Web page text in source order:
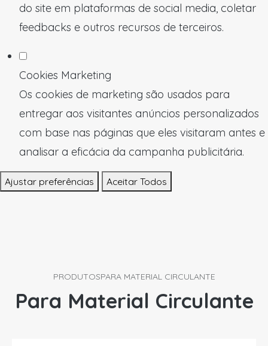
do site em plataformas de social media, coletar
feedbacks e outros recursos de terceiros.
Cookies Marketing
Os cookies de marketing são usados para
entregar aos visitantes anúncios personalizados
com base nas páginas que eles visitaram antes e
analisar a eficácia da campanha publicitária.
Ajustar preferências Aceitar Todos
PRODUTOSPARA MATERIAL CIRCULANTE
Para Material Circulante